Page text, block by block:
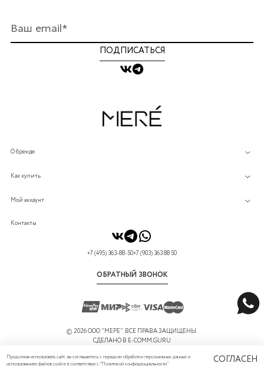
ПОДПИСАТЬСЯ
О бренде
Как купить
Мой аккаунт
Контакты
+7 (495) 363-88-50+7 (903) 363 88 50
ОБРАТНЫЙ ЗВОНОК
© 2026 ООО "МЕРЕ". ВСЕ ПРАВА ЗАЩИЩЕНЫ.
СДЕЛАНО В E-COMM.GURU
Продолжая использовать сайт, вы соглашаетесь с порядком обработки персональных данных и
использованием файлов cookie в соответствии с "Политикой конфиденциальности” СОГЛАСЕН